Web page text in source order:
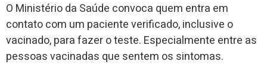
O Ministério da Saúde convoca quem entra em
contato com um paciente verificado, inclusive o
vacinado, para fazer o teste. Especialmente entre as
pessoas vacinadas que sentem os sintomas.